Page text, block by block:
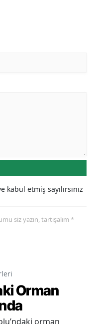
kabul etmiş sayılırsınız
siz yazın, tartışalım *
Orman
orman